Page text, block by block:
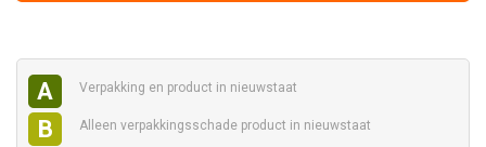
A Verpakking en product in nieuwstaat
B Alleen verpakkingsschade product in nieuwstaat